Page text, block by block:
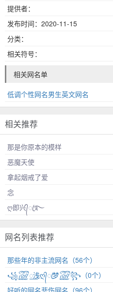
提供者：
发布时间：2020-11-15
分类：
相关符号：
相关网名单
低调个性网名男生英文网名
相关推荐
那是你原本的模样
恶魔天使
拿起烟戒了爱
念
ღ即兴᭄ꦿ࿐
网名列表推荐
那些年的非主流网名（56个）
͏͏⁠͏⁠⁠͏͏꧁꫞꯭浅ღ᭄ꦿ梦꫞꧂（0个）
好听的网名悲伤网名（96个）